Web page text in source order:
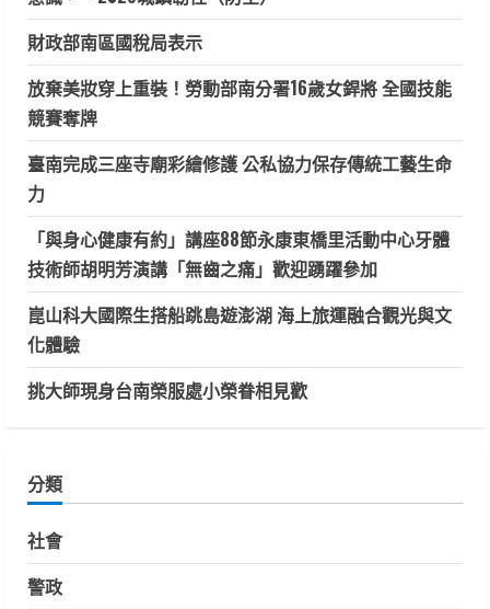
財政部南區國稅局表示
放棄美妝穿上重裝！勞動部南分署16歲女銲將 全國技能
競賽奪牌
臺南完成三座寺廟彩繪修護 公私協力保存傳統工藝生命
力
「與身心健康有約」講座88節永康東橋里活動中心牙體
技術師胡明芳演講「無齒之痛」歡迎踴躍參加
崑山科大國際生搭船跳島遊澎湖 海上旅運融合觀光與文
化體驗
挑大師現身台南榮服處小榮眷相見歡
分類
社會
警政